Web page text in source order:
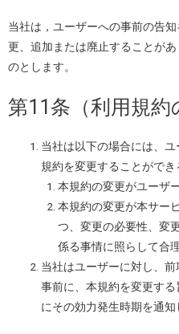
当社は，ユーザーへの事前の告
更、追加または廃止することが
のとします。
第11条（利用規約
当社は以下の場合には、
規約を変更することができ
本規約の変更がユーザ
本規約の変更が本サー
つ、変更の必要性、変
係る事情に照らして合
当社はユーザーに対し、前
事前に、本規約を変更す
にその効力発生時期を通知